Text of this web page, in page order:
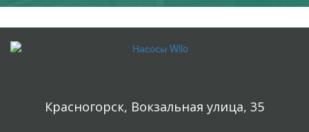
Красногорск, Вокзальная улица, 35